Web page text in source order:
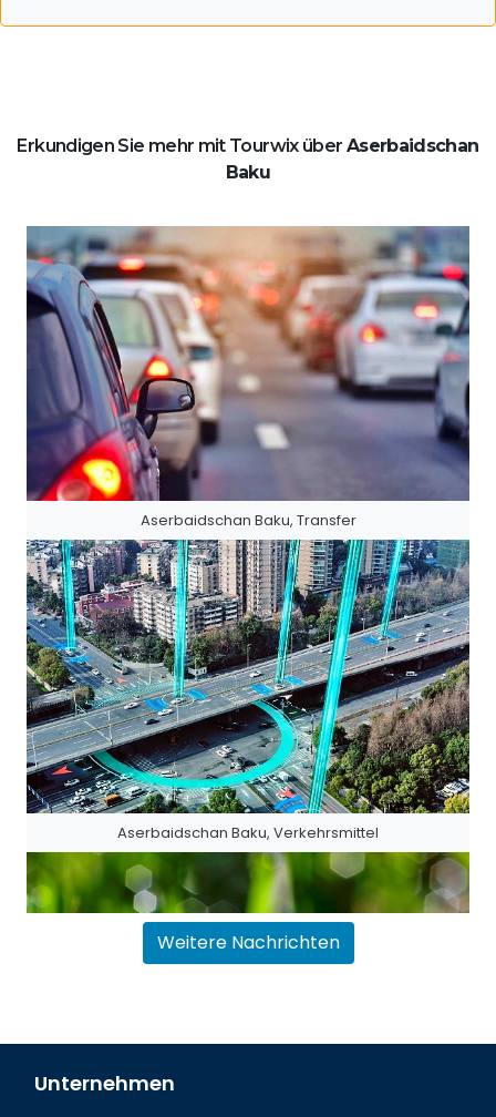
Erkundigen Sie mehr mit Tourwix über Aserbaidschan
Baku
Aserbaidschan Baku, Transfer
Aserbaidschan Baku, Verkehrsmittel
Weitere Nachrichten
Unternehmen